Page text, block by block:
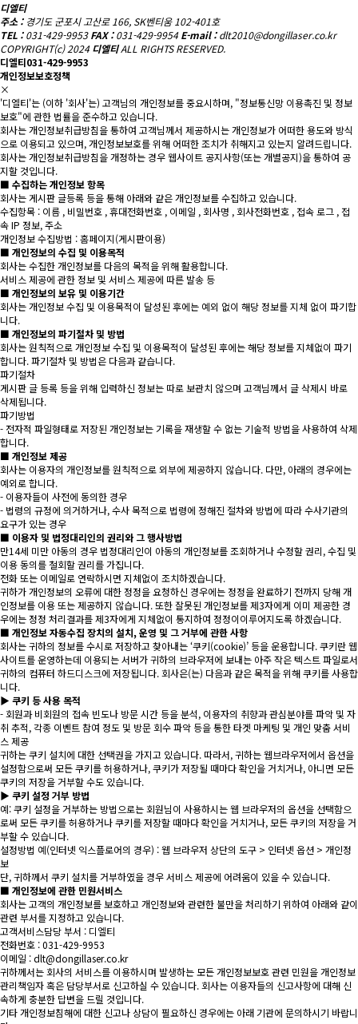
디엘티
주소 : 경기도 군포시 고산로 166, SK벤티움 102-401호
TEL :031-429-9953 FAX :031-429-9954 E-mail :dlt2010@dongillaser.co.kr
COPYRIGHT(c) 2024디엘티ALL RIGHTS RESERVED.
디엘티031-429-9953
개인정보보호정책
×
'디엘티'는 (이하 '회사'는) 고객님의 개인정보를 중요시하며, "정보통신망 이용촉진 및 정보
보호"에 관한 법률을 준수하고 있습니다.
회사는 개인정보취급방침을 통하여 고객님께서 제공하시는 개인정보가 어떠한 용도와 방식
으로 이용되고 있으며, 개인정보보호를 위해 어떠한 조치가 취해지고 있는지 알려드립니다.
회사는 개인정보취급방침을 개정하는 경우 웹사이트 공지사항(또는 개별공지)을 통하여 공
지할 것입니다.
■ 수집하는 개인정보 항목
회사는 게시판 글등록 등을 통해 아래와 같은 개인정보를 수집하고 있습니다.
수집항목 : 이름 , 비밀번호 , 휴대전화번호 , 이메일 , 회사명 , 회사전화번호 , 접속 로그 , 접
속 IP 정보, 주소
개인정보 수집방법 : 홈페이지(게시판이용)
■ 개인정보의 수집 및 이용목적
회사는 수집한 개인정보를 다음의 목적을 위해 활용합니다.
서비스 제공에 관한 정보 및 서비스 제공에 따른 발송 등
■ 개인정보의 보유 및 이용기간
회사는 개인정보 수집 및 이용목적이 달성된 후에는 예외 없이 해당 정보를 지체 없이 파기합
니다.
■ 개인정보의 파기절차 및 방법
회사는 원칙적으로 개인정보 수집 및 이용목적이 달성된 후에는 해당 정보를 지체없이 파기
합니다. 파기절차 및 방법은 다음과 같습니다.
파기절차
게시판 글 등록 등을 위해 입력하신 정보는 따로 보관치 않으며 고객님께서 글 삭제시 바로
삭제됩니다.
파기방법
- 전자적 파일형태로 저장된 개인정보는 기록을 재생할 수 없는 기술적 방법을 사용하여 삭제
합니다.
■ 개인정보 제공
회사는 이용자의 개인정보를 원칙적으로 외부에 제공하지 않습니다. 다만, 아래의 경우에는
예외로 합니다.
- 이용자들이 사전에 동의한 경우
- 법령의 규정에 의거하거나, 수사 목적으로 법령에 정해진 절차와 방법에 따라 수사기관의
요구가 있는 경우
■ 이용자 및 법정대리인의 권리와 그 행사방법
만14세 미만 아동의 경우 법정대리인이 아동의 개인정보를 조회하거나 수정할 권리, 수집 및
이용 동의를 철회할 권리를 가집니다.
전화 또는 이메일로 연락하시면 지체없이 조치하겠습니다.
귀하가 개인정보의 오류에 대한 정정을 요청하신 경우에는 정정을 완료하기 전까지 당해 개
인정보를 이용 또는 제공하지 않습니다. 또한 잘못된 개인정보를 제3자에게 이미 제공한 경
우에는 정정 처리결과를 제3자에게 지체없이 통지하여 정정이이루어지도록 하겠습니다.
■ 개인정보 자동수집 장치의 설치, 운영 및 그 거부에 관한 사항
회사는 귀하의 정보를 수시로 저장하고 찾아내는 ‘쿠키(cookie)’ 등을 운용합니다. 쿠키란 웹
사이트를 운영하는데 이용되는 서버가 귀하의 브라우저에 보내는 아주 작은 텍스트 파일로서
귀하의 컴퓨터 하드디스크에 저장됩니다. 회사은(는) 다음과 같은 목적을 위해 쿠키를 사용합
니다.
▶ 쿠키 등 사용 목적
- 회원과 비회원의 접속 빈도나 방문 시간 등을 분석, 이용자의 취향과 관심분야를 파악 및 자
취 추적, 각종 이벤트 참여 정도 및 방문 회수 파악 등을 통한 타겟 마케팅 및 개인 맞춤 서비
스 제공
귀하는 쿠키 설치에 대한 선택권을 가지고 있습니다. 따라서, 귀하는 웹브라우저에서 옵션을
설정함으로써 모든 쿠키를 허용하거나, 쿠키가 저장될 때마다 확인을 거치거나, 아니면 모든
쿠키의 저장을 거부할 수도 있습니다.
▶ 쿠키 설정 거부 방법
예: 쿠키 설정을 거부하는 방법으로는 회원님이 사용하시는 웹 브라우저의 옵션을 선택함으
로써 모든 쿠키를 허용하거나 쿠키를 저장할 때마다 확인을 거치거나, 모든 쿠키의 저장을 거
부할 수 있습니다.
설정방법 예(인터넷 익스플로어의 경우) : 웹 브라우저 상단의 도구 > 인터넷 옵션 > 개인정
보
단, 귀하께서 쿠키 설치를 거부하였을 경우 서비스 제공에 어려움이 있을 수 있습니다.
■ 개인정보에 관한 민원서비스
회사는 고객의 개인정보를 보호하고 개인정보와 관련한 불만을 처리하기 위하여 아래와 같이
관련 부서를 지정하고 있습니다.
고객서비스담당 부서 : 디엘티
전화번호 : 031-429-9953
이메일 : dlt@dongillaser.co.kr
귀하께서는 회사의 서비스를 이용하시며 발생하는 모든 개인정보보호 관련 민원을 개인정보
관리책임자 혹은 담당부서로 신고하실 수 있습니다. 회사는 이용자들의 신고사항에 대해 신
속하게 충분한 답변을 드릴 것입니다.
기타 개인정보침해에 대한 신고나 상담이 필요하신 경우에는 아래 기관에 문의하시기 바랍니